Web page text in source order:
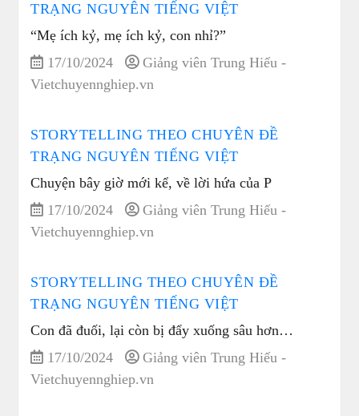
TRẠNG NGUYÊN TIẾNG VIỆT
“Mẹ ích kỷ, mẹ ích kỷ, con nhỉ?”
17/10/2024
Giảng viên Trung Hiếu -
Vietchuyennghiep.vn
STORYTELLING THEO CHUYÊN ĐỀ
TRẠNG NGUYÊN TIẾNG VIỆT
Chuyện bây giờ mới kể, về lời hứa của P
17/10/2024
Giảng viên Trung Hiếu -
Vietchuyennghiep.vn
STORYTELLING THEO CHUYÊN ĐỀ
TRẠNG NGUYÊN TIẾNG VIỆT
Con đã đuối, lại còn bị đẩy xuống sâu hơn…
17/10/2024
Giảng viên Trung Hiếu -
Vietchuyennghiep.vn